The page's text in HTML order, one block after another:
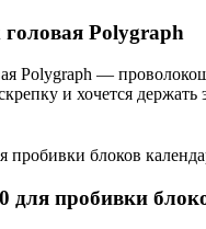
Polygraph
Polygraph —
и хочется держать
для пробивки